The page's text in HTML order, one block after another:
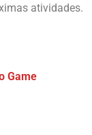
atividades.
Game